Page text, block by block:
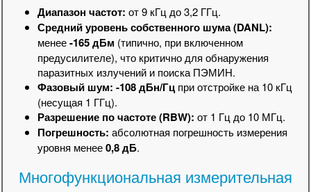
Диапазон частот: от 9 кГц до 3,2 ГГц.
Средний уровень собственного шума (DANL):
менее-165 дБм (типично, при включенном
предусилителе), что критично для обнаружения
паразитных излучений и поиска ПЭМИН.
Фазовый шум: -108 дБн/Гц при отстройке на 10 кГц
(несущая 1 ГГц).
Разрешение по частоте (RBW): от 1 Гц до 10 МГц.
Погрешность: абсолютная погрешность измерения
уровня менее0,8 дБ.
Многофункциональная измерительная